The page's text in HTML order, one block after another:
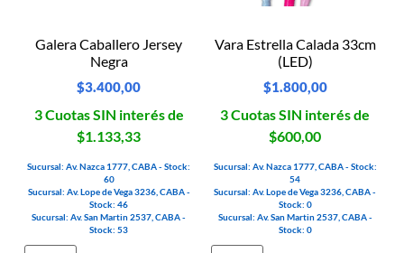
Galera Caballero Jersey
Negra
$3.400,00
3 Cuotas SIN interés de
$1.133,33
Sucursal: Av. Nazca 1777, CABA - Stock:
60
Sucursal: Av. Lope de Vega 3236, CABA -
Stock: 46
Sucursal: Av. San Martin 2537, CABA -
Stock: 53
Vara Estrella Calada 33cm
(LED)
$1.800,00
3 Cuotas SIN interés de
$600,00
Sucursal: Av. Nazca 1777, CABA - Stock:
54
Sucursal: Av. Lope de Vega 3236, CABA -
Stock: 0
Sucursal: Av. San Martin 2537, CABA -
Stock: 0